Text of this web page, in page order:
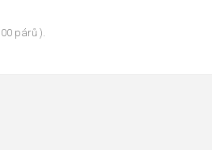
párů ).